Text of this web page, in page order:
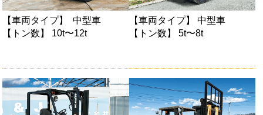
【車両タイプ】 中型車
【トン数】 10t〜12t
【車両タイプ】 中型車
【トン数】 5t〜8t